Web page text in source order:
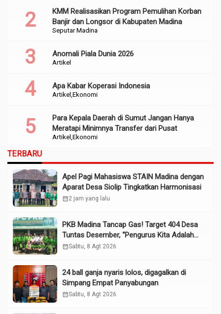
Seputar Madina
KMM Realisasikan Program Pemulihan Korban
Banjir dan Longsor di Kabupaten Madina
Artikel
Anomali Piala Dunia 2026
Artikel Ekonomi
Apa Kabar Koperasi Indonesia
Artikel Ekonomi
Para Kepala Daerah di Sumut Jangan Hanya
Meratapi Minimnya Transfer dari Pusat
TERBARU
Apel Pagi Mahasiswa STAIN Madina dengan
Aparat Desa Siolip Tingkatkan Harmonisasi
calendar_month2 jam yang lalu
PKB Madina Tancap Gas! Target 404 Desa
Tuntas Desember, “Pengurus Kita Adalah
Tokoh”
calendar_monthSabtu, 8 Agt 2026
24 ball ganja nyaris lolos, digagalkan di
Simpang Empat Panyabungan
calendar_monthSabtu, 8 Agt 2026